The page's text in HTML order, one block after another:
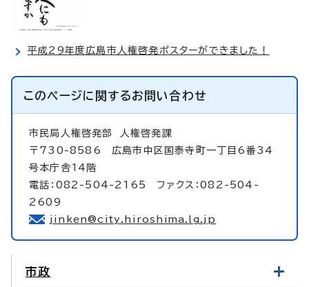
平成29年度広島市人権啓発ポスターができました！
このページに関するお問い合わせ
市民局人権啓発部
人権啓発課
〒730-8586 広島市中区国泰寺町一丁目6番34
号本庁舎14階
電話：082-504-2165 ファクス：082-504-
2609
jinken@city.hiroshima.lg.jp
市政